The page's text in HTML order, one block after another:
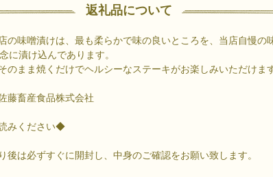
返礼品について
の味噌漬けは、最も柔らかで味の良いところを、当店自慢の
に漬け込んであります。
のまま焼くだけでヘルシーなステーキがお楽しみいただけます
藤畜産食品株式会社
みください◆
後は必ずすぐに開封し、中身のご確認をお願い致します。